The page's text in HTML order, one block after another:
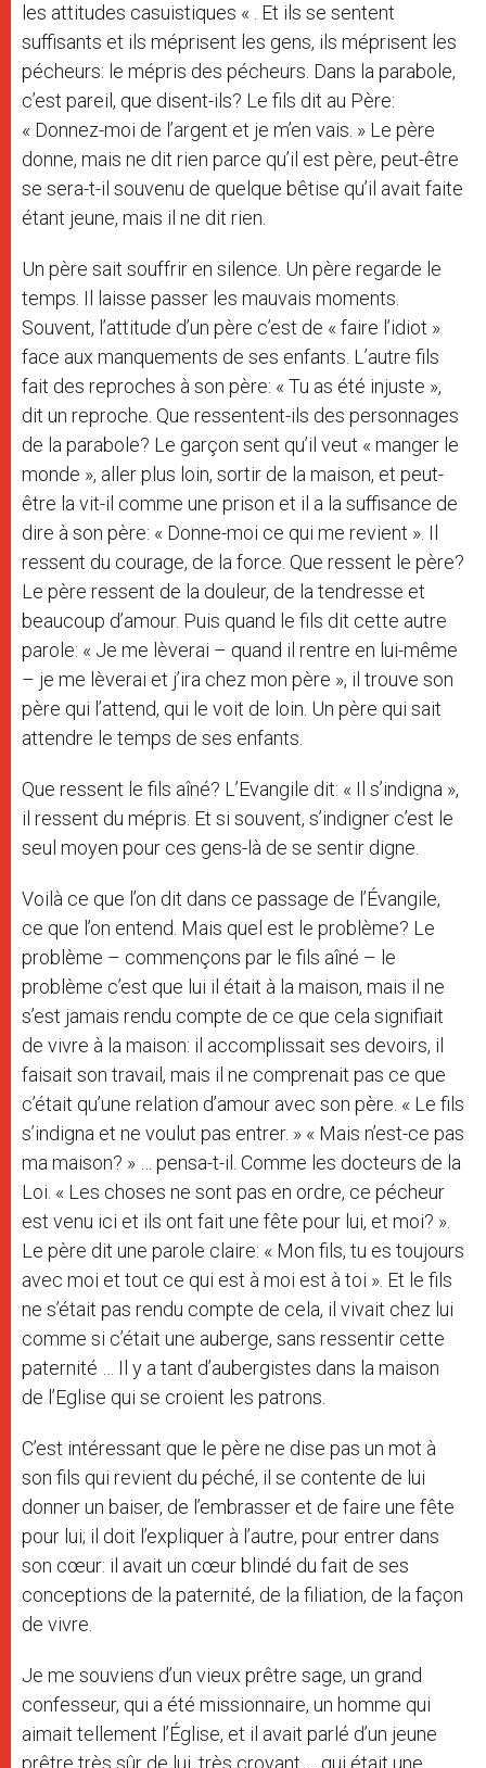
les attitudes casuistiques « . Et ils se sentent
suffisants et ils méprisent les gens, ils méprisent les
pécheurs: le mépris des pécheurs. Dans la parabole,
c’est pareil, que disent-ils? Le fils dit au Père:
« Donnez-moi de l’argent et je m’en vais. » Le père
donne, mais ne dit rien parce qu’il est père, peut-être
se sera-t-il souvenu de quelque bêtise qu’il avait faite
étant jeune, mais il ne dit rien.
Un père sait souffrir en silence. Un père regarde le
temps. Il laisse passer les mauvais moments.
Souvent, l’attitude d’un père c’est de « faire l’idiot »
face aux manquements de ses enfants. L’autre fils
fait des reproches à son père: « Tu as été injuste »,
dit un reproche. Que ressentent-ils des personnages
de la parabole? Le garçon sent qu’il veut « manger le
monde », aller plus loin, sortir de la maison, et peut-
être la vit-il comme une prison et il a la suffisance de
dire à son père: « Donne-moi ce qui me revient ». Il
ressent du courage, de la force. Que ressent le père?
Le père ressent de la douleur, de la tendresse et
beaucoup d’amour. Puis quand le fils dit cette autre
parole: « Je me lèverai – quand il rentre en lui-même
– je me lèverai et j’ira chez mon père », il trouve son
père qui l’attend, qui le voit de loin. Un père qui sait
attendre le temps de ses enfants.
Que ressent le fils aîné? L’Evangile dit: « Il s’indigna »,
il ressent du mépris. Et si souvent, s’indigner c’est le
seul moyen pour ces gens-là de se sentir digne.
Voilà ce que l’on dit dans ce passage de l’Évangile,
ce que l’on entend. Mais quel est le problème? Le
problème – commençons par le fils aîné – le
problème c’est que lui il était à la maison, mais il ne
s’est jamais rendu compte de ce que cela signifiait
de vivre à la maison: il accomplissait ses devoirs, il
faisait son travail, mais il ne comprenait pas ce que
c’était qu’une relation d’amour avec son père. « Le fils
s’indigna et ne voulut pas entrer. » « Mais n’est-ce pas
ma maison? » … pensa-t-il. Comme les docteurs de la
Loi. « Les choses ne sont pas en ordre, ce pécheur
est venu ici et ils ont fait une fête pour lui, et moi? ».
Le père dit une parole claire: « Mon fils, tu es toujours
avec moi et tout ce qui est à moi est à toi ». Et le fils
ne s’était pas rendu compte de cela, il vivait chez lui
comme si c’était une auberge, sans ressentir cette
paternité … Il y a tant d’aubergistes dans la maison
de l’Eglise qui se croient les patrons.
C’est intéressant que le père ne dise pas un mot à
son fils qui revient du péché, il se contente de lui
donner un baiser, de l’embrasser et de faire une fête
pour lui; il doit l’expliquer à l’autre, pour entrer dans
son cœur: il avait un cœur blindé du fait de ses
conceptions de la paternité, de la filiation, de la façon
de vivre.
Je me souviens d’un vieux prêtre sage, un grand
confesseur, qui a été missionnaire, un homme qui
aimait tellement l’Église, et il avait parlé d’un jeune
prêtre très sûr de lui, très croyant … qui était une